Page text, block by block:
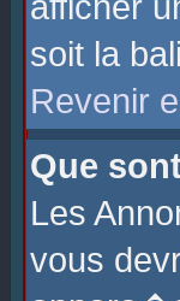
soit la
Revenir
Que
Les
vous